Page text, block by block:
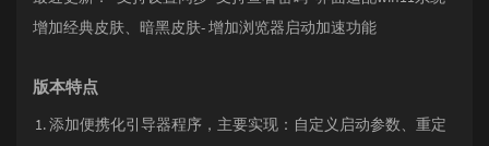
增加经典皮肤、暗黑皮肤- 增加浏览器启动加速功能
版本特点
添加便携化引导器程序，主要实现：自定义启动参数、重定